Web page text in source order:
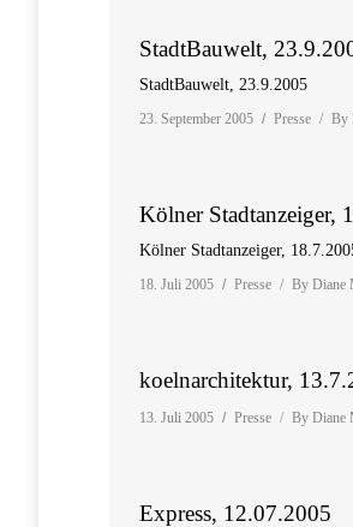
StadtBauwelt,
StadtBauwelt, 23.9.2005
23. September 2005 Presse By
Kölner Stadtanzeiger,
Kölner Stadtanzeiger,
18. Juli 2005 Presse By Diane
koelnarchitektur,
13. Juli 2005 Presse By Diane
Express, 12.07.2005